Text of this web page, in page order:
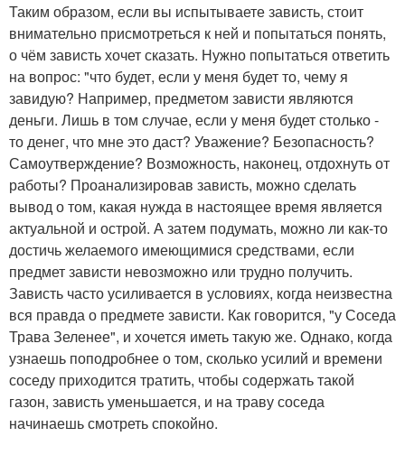
Таким образом, если вы испытываете зависть, стоит
внимательно присмотреться к ней и попытаться понять,
о чём зависть хочет сказать. Нужно попытаться ответить
на вопрос: "что будет, если у меня будет то, чему я
завидую? Например, предметом зависти являются
деньги. Лишь в том случае, если у меня будет столько -
то денег, что мне это даст? Уважение? Безопасность?
Самоутверждение? Возможность, наконец, отдохнуть от
работы? Проанализировав зависть, можно сделать
вывод о том, какая нужда в настоящее время является
актуальной и острой. А затем подумать, можно ли как-то
достичь желаемого имеющимися средствами, если
предмет зависти невозможно или трудно получить.
Зависть часто усиливается в условиях, когда неизвестна
вся правда о предмете зависти. Как говорится, "у Соседа
Трава Зеленее", и хочется иметь такую же. Однако, когда
узнаешь поподробнее о том, сколько усилий и времени
соседу приходится тратить, чтобы содержать такой
газон, зависть уменьшается, и на траву соседа
начинаешь смотреть спокойно.